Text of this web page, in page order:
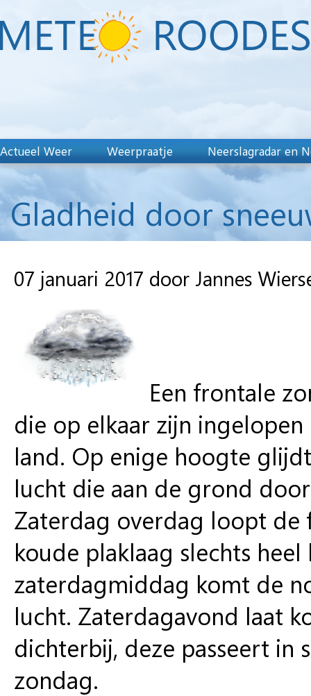
Actueel Weer Weerpraatje Neerslagradar en
Gladheid door
07 januari 2017 door Jannes
Een frontale
die op elkaar zijn
land. Op enige hoogte
lucht die aan de grond
Zaterdag overdag loopt
koude plaklaag slechts
zaterdagmiddag komt de
lucht. Zaterdagavond laat
dichterbij, deze passeert in
zondag.